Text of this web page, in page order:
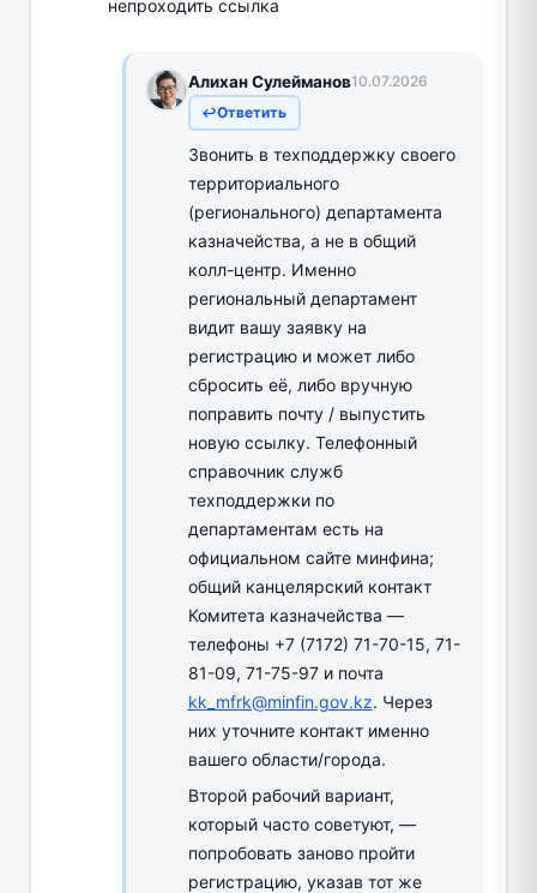
непроходить ссылка
Алихан Сулейманов10.07.2026
Ответить
Звонить в техподдержку своего
территориального
(регионального) департамента
казначейства, а не в общий
колл-центр. Именно
региональный департамент
видит вашу заявку на
регистрацию и может либо
сбросить её, либо вручную
поправить почту / выпустить
новую ссылку. Телефонный
справочник служб
техподдержки по
департаментам есть на
официальном сайте минфина;
общий канцелярский контакт
Комитета казначейства —
телефоны +7 (7172) 71-70-15, 71-
81-09, 71-75-97 и почта
kk_mfrk@minfin.gov.kz. Через
них уточните контакт именно
вашего области/города.
Второй рабочий вариант,
который часто советуют, —
попробовать заново пройти
регистрацию, указав тот же